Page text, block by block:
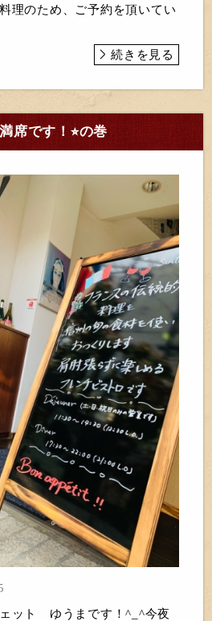
理のため、ご予約を頂いてい
続きを見る
席です！⭐︎の巻
ット ゆうまです！^_^今夜